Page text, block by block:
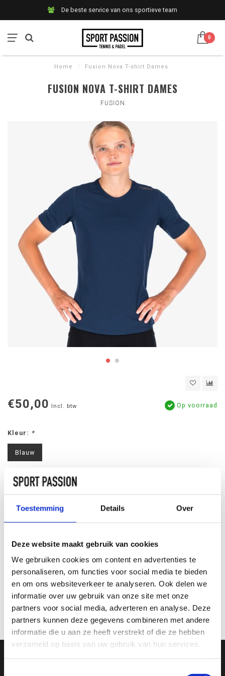
Toestemming Details Over
Deze website maakt gebruik van cookies
We gebruiken cookies om content en advertenties te
personaliseren, om functies voor social media te bieden
en om ons websiteverkeer te analyseren. Ook delen we
informatie over uw gebruik van onze site met onze
partners voor social media, adverteren en analyse. Deze
partners kunnen deze gegevens combineren met andere
informatie die u aan ze heeft verstrekt of die ze hebben
verzameld op basis van uw gebruik van hun services.
De beste service van ons sportieve team
0
Home / Fusion Nova T-shirt Dames
FUSION NOVA T-SHIRT DAMES
FUSION
€50,00 Incl. btw Op voorraad
Kleur: *
Blauw
Maat: *
S M L XL XS
TOEVOEGEN AAN
INFORMATIE
Geen informatie gevonden